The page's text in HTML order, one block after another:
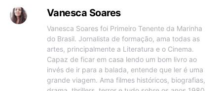
Vanesca Soares
Vanesca Soares foi Primeiro Tenente da Marinha
do Brasil. Jornalista de formação, ama todas as
artes, principalmente a Literatura e o Cinema.
Capaz de ficar em casa lendo um bom livro ao
invés de ir para a balada, entende que ler é uma
grande viagem. Ama filmes históricos, biografias,